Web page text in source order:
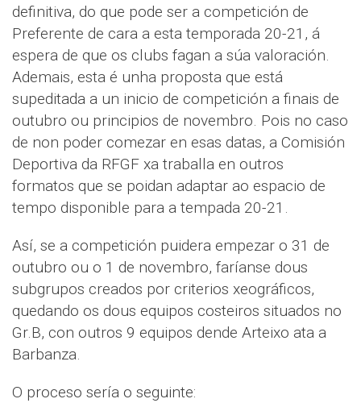
definitiva, do que pode ser a competición de
Preferente de cara a esta temporada 20-21, á
espera de que os clubs fagan a súa valoración.
Ademais, esta é unha proposta que está
supeditada a un inicio de competición a finais de
outubro ou principios de novembro. Pois no caso
de non poder comezar en esas datas, a Comisión
Deportiva da RFGF xa traballa en outros
formatos que se poidan adaptar ao espacio de
tempo disponible para a tempada 20-21.
Así, se a competición puidera empezar o 31 de
outubro ou o 1 de novembro, faríanse dous
subgrupos creados por criterios xeográficos,
quedando os dous equipos costeiros situados no
Gr.B, con outros 9 equipos dende Arteixo ata a
Barbanza.
O proceso sería o seguinte: